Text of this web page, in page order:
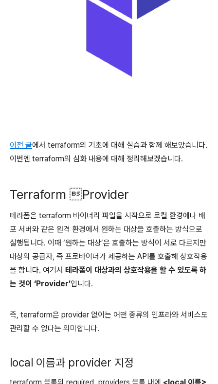
이전 글에서 terraform의 기초에 대해 실습과 함께 해보았습니다.
이번엔 terraform의 심화 내용에 대해 정리해보겠습니다.
Terraform Provider
테라폼은 terraform 바이너리 파일을 시작으로 로컬 환경에나 배
포 서버와 같은 원격 환경에서 원하는 대상을 호출하는 방식으로
실행됩니다. 이때 ‘원하는 대상’은 호출하는 방식이 서로 다르지만
대상의 공급자, 즉 프로바이더가 제공하는 API를 호출해 상호작용
을 합니다. 여기서 테라폼이 대상과의 상호작용을 할 수 있도록 하
는 것이 ‘Provider’입니다.
즉, terraform은 provider 없이는 어떤 종류의 인프라와 서비스도
관리할 수 없다는 의미합니다.
local 이름과 provider 지정